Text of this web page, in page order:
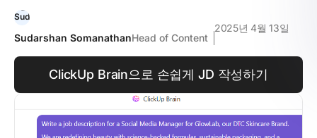
Sudarshan SomanathanHead of Content
2025년 4월 13일
ClickUp Brain으로 손쉽게 JD 작성하기